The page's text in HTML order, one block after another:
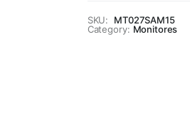
SKU:
MT027SAM15
Category: Monitores